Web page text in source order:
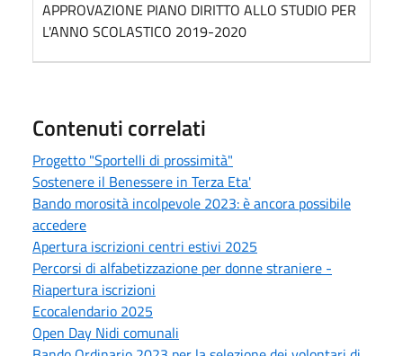
APPROVAZIONE PIANO DIRITTO ALLO STUDIO PER
L'ANNO SCOLASTICO 2019-2020
Contenuti correlati
Progetto "Sportelli di prossimità"
Sostenere il Benessere in Terza Eta'
Bando morosità incolpevole 2023: è ancora possibile
accedere
Apertura iscrizioni centri estivi 2025
Percorsi di alfabetizzazione per donne straniere -
Riapertura iscrizioni
Ecocalendario 2025
Open Day Nidi comunali